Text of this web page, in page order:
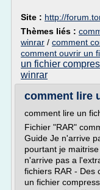
Site : http://
Thèmes liés :
winrar / comment
comment ouvrir un
un fichier
winrar
comment lire
comment lire un
Fichier "RAR"
Guide Je n'arrive
pourtant je
n'arrive pas a
fichiers RAR - Des
un fichier